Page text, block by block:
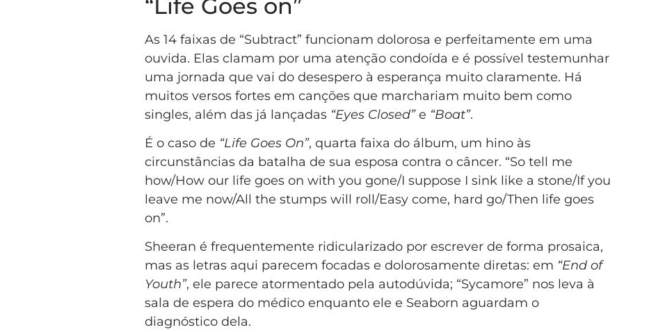
“Life Goes on”
As 14 faixas de “Subtract” funcionam dolorosa e perfeitamente em uma
ouvida. Elas clamam por uma atenção condoída e é possível testemunhar
uma jornada que vai do desespero à esperança muito claramente. Há
muitos versos fortes em canções que marchariam muito bem como
singles, além das já lançadas “Eyes Closed”e “Boat”.
É o caso de “Life Goes On”, quarta faixa do álbum, um hino às
circunstâncias da batalha de sua esposa contra o câncer. “So tell me
how/How our life goes on with you gone/I suppose I sink like a stone/If you
leave me now/All the stumps will roll/Easy come, hard go/Then life goes
on”.
Sheeran é frequentemente ridicularizado por escrever de forma prosaica,
mas as letras aqui parecem focadas e dolorosamente diretas: em “End of
Youth”, ele parece atormentado pela autodúvida; “Sycamore” nos leva à
sala de espera do médico enquanto ele e Seaborn aguardam o
diagnóstico dela.